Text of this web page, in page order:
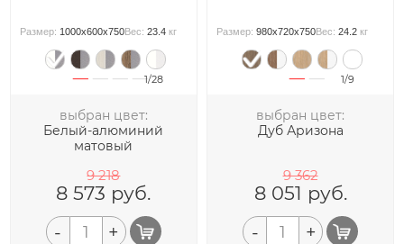
Размер: 1000x600x750Вес:23.4 кг
1/28
выбран цвет:
Белый-алюминий
матовый
9 218
8 573 руб.
- +
Размер:980x720x750Вес:24.2 кг
1/9
выбран цвет:
Дуб Аризона
9 362
8 051 руб.
- +